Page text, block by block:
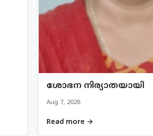
ശോഭന നിര്യാതയായി
Aug 7, 2026
Read more →